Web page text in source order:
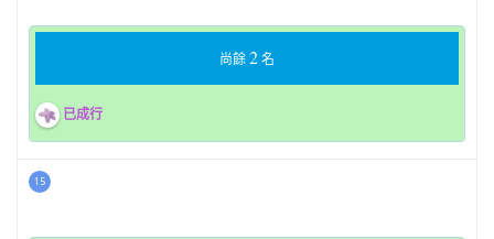
尚餘2名
已成行
15